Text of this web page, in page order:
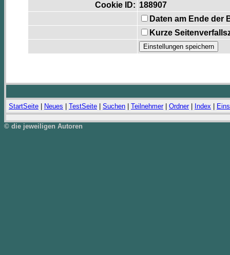
Cookie ID: 188907
Daten am Ende der
Kurze
StartSeite Neues TestSeite Suchen Teilnehmer| Ordner| Index
© die jeweiligen Autoren